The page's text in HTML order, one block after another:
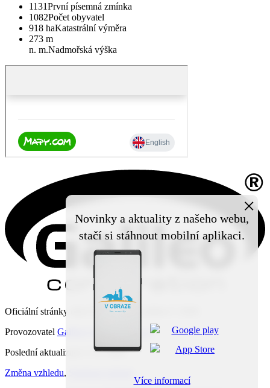
Novinky a aktuality z našeho webu,
stačí si stáhnout mobilní aplikaci.
×
Více informací
1131První písemná zmínka
1082Počet obyvatel
918 haKatastrální výměra
273 m
n. m.Nadmořská výška
Oficiální stránky obce Čechy pod Kosířem © 2026
Provozovatel Galileo Corporation s.r.o.
Poslední aktualizace: 5. 8. 2026
Změna vzhledu,